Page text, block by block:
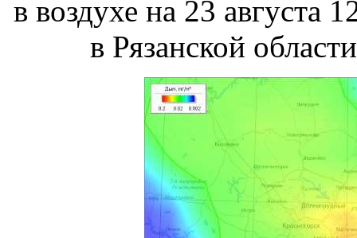
в воздухе на 23 августа
в Рязанской